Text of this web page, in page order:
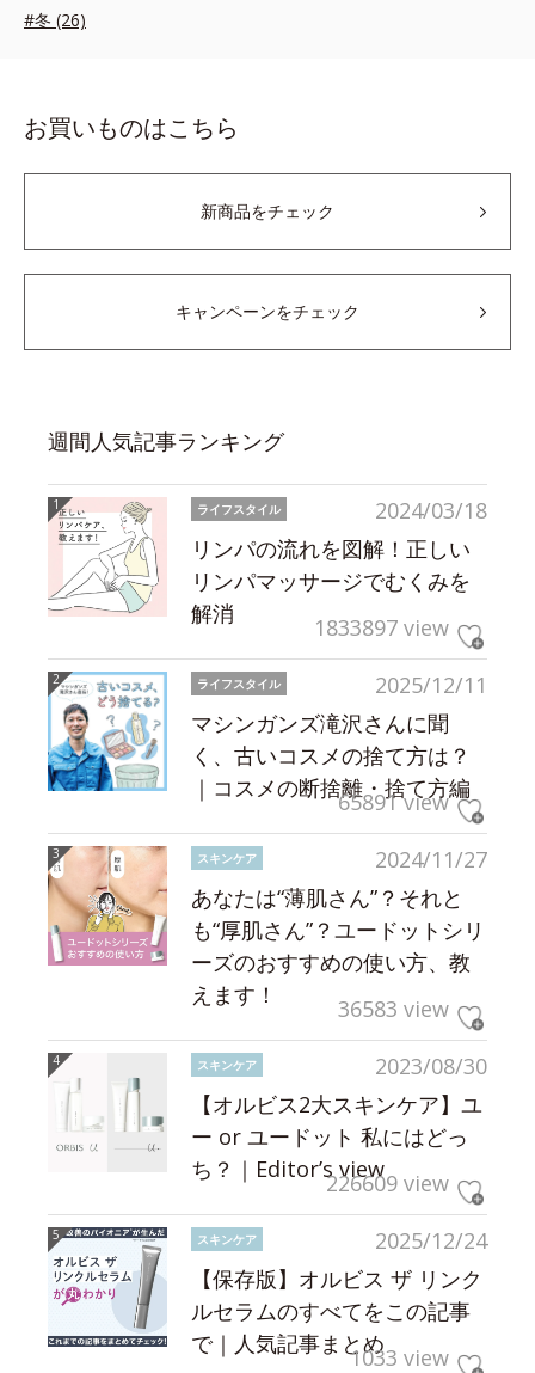
#冬 (26)
お買いものはこちら
新商品をチェック
キャンペーンをチェック
週間人気記事ランキング
2024/03/18
ライフスタイル
リンパの流れを図解！正しい
リンパマッサージでむくみを
解消
1833897 view
2025/12/11
ライフスタイル
マシンガンズ滝沢さんに聞
く、古いコスメの捨て方は？
｜コスメの断捨離・捨て方編
65891 view
2024/11/27
スキンケア
あなたは“薄肌さん”？それと
も“厚肌さん”？ユードットシリ
ーズのおすすめの使い方、教
えます！
36583 view
2023/08/30
スキンケア
【オルビス2大スキンケア】ユ
ー or ユードット 私にはどっ
ち？｜Editor’s view226609 view
2025/12/24
スキンケア
【保存版】オルビス ザ リンク
ルセラムのすべてをこの記事
で｜人気記事まとめ1033 view